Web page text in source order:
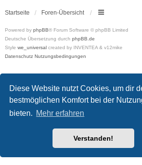
Diese Website nutzt Cookies, um dir
bestmöglichen Komfort bei der
bieten. Mehr erfahren
Verstanden!
Startseite Foren-Übersicht
Powered by phpBB® Forum Software © phpBB Limited
Deutsche Übersetzung durch phpBB.de
Style we_universal created by INVENTEA & v12mike
Datenschutz Nutzungsbedingungen